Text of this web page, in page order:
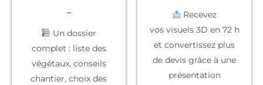
–
Un dossier
complet : liste des
végétaux, conseils
chantier, choix des
Recevez
vos visuels 3D en 72 h
et convertissez plus
de devis grâce à une
présentation